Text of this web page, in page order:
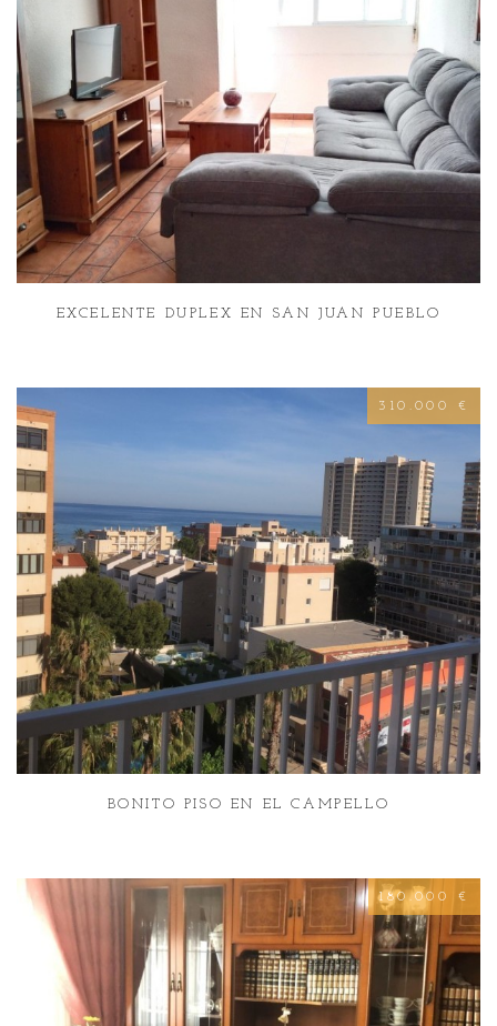
EXCELENTE DUPLEX EN SAN JUAN PUEBLO
310.000 €
BONITO PISO EN EL CAMPELLO
180.000 €